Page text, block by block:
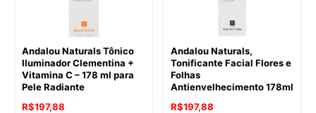
Andalou Naturals Tônico
Iluminador Clementina +
Vitamina C – 178 ml para
Pele Radiante
R$197,88
Andalou Naturals,
Tonificante Facial Flores e
Folhas
Antienvelhecimento 178ml
R$197,88